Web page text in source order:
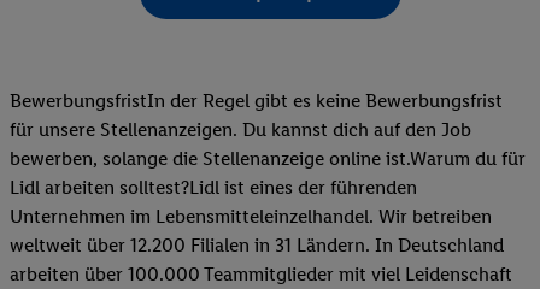
BewerbungsfristIn der Regel gibt es keine Bewerbungsfrist
für unsere Stellenanzeigen. Du kannst dich auf den Job
bewerben, solange die Stellenanzeige online ist.Warum du für
Lidl arbeiten solltest?Lidl ist eines der führenden
Unternehmen im Lebensmitteleinzelhandel. Wir betreiben
weltweit über 12.200 Filialen in 31 Ländern. In Deutschland
arbeiten über 100.000 Teammitglieder mit viel Leidenschaft